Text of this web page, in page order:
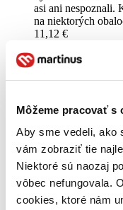
Môžeme pracovať s
Aby sme vedeli, ako
vám zobraziť tie
Niektoré sú naozaj
vôbec nefungovala.
cookies, ktoré nám
asi ani nespoznali.
na niektorých
11,12 €
Tento produkt síce
iba posledné kusy
možné, že bude
Vložiť do košíka
Vypredané
Ach, mrzí nás to, z
nemáme ju na
môžete mať
nepredali posledné
Pridať do zoznamu